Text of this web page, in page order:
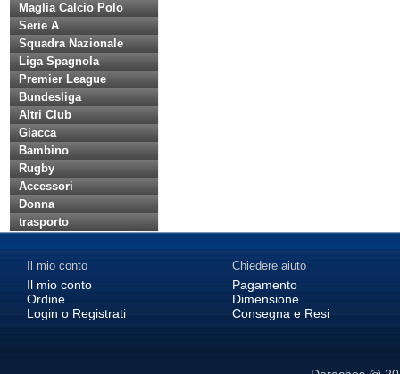
Maglia Calcio Polo
Serie A
Squadra Nazionale
Liga Spagnola
Premier League
Bundesliga
Altri Club
Giacca
Bambino
Rugby
Accessori
Donna
trasporto
Il mio conto
Il mio conto
Ordine
Login o Registrati
Chiedere aiuto
Pagamento
Dimensione
Consegna e Resi